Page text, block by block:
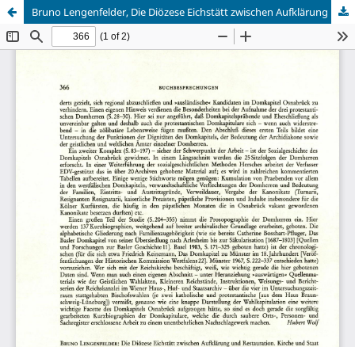
Bruno Lengenfelder, Die Diözese Eichstätt zwischen Aufklärung und Restauration